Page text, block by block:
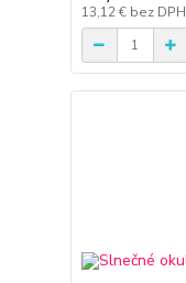
13,12 € bez DPH